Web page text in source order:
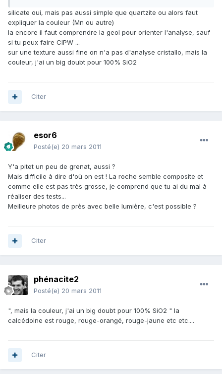
silicate oui, mais pas aussi simple que quartzite ou alors faut
expliquer la couleur (Mn ou autre)
la encore il faut comprendre la geol pour orienter l'analyse, sauf
si tu peux faire CIPW ...
sur une texture aussi fine on n'a pas d'analyse cristallo, mais la
couleur, j'ai un big doubt pour 100% SiO2
Citer
esor6
Posté(e) 20 mars 2011
Y'a pitet un peu de grenat, aussi ?
Mais difficile à dire d'où on est ! La roche semble composite et
comme elle est pas très grosse, je comprend que tu ai du mal à
réaliser des tests...
Meilleure photos de près avec belle lumière, c'est possible ?
Citer
phénacite2
Posté(e) 20 mars 2011
", mais la couleur, j'ai un big doubt pour 100% SiO2 " la
calcédoine est rouge, rouge-orangé, rouge-jaune etc etc....
Citer